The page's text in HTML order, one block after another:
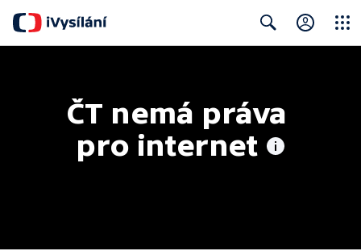
ČT nemá práva
pro internet